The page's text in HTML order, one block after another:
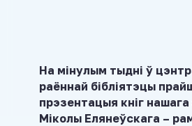
На мінулым тыдні ў
раённай бібліятэцы
прэзентацыя кніг
Міколы Елянеўскага –